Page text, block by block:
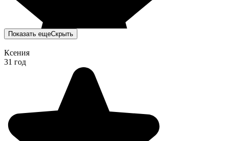
Показать ещеСкрыть
Ксения
31 год